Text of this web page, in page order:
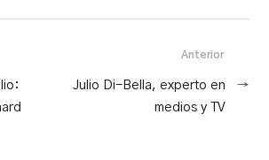
Anterior
Julio Di-Bella, experto en
medios y TV
→